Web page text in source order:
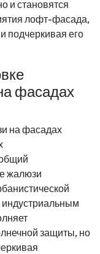
и становятся
лофт-фасада,
подчеркивая его
фасадах
на фасадах
жалюзи
защиты, но